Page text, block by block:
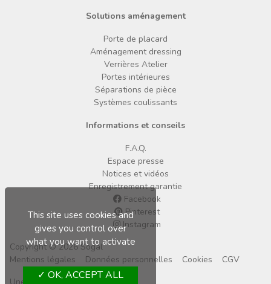
Solutions aménagement
Porte de placard
Aménagement dressing
Verrières Atelier
Portes intérieures
Séparations de pièce
Systèmes coulissants
Informations et conseils
F.A.Q.
Espace presse
Notices et vidéos
Enregistrement garantie
Facebook
Pinterest
Instagram
Copyright © 2026 Sogal
Mentions légales
Données personnelles Cookies
CGV
This site uses cookies and
gives you control over
what you want to activate
OK, ACCEPT ALL